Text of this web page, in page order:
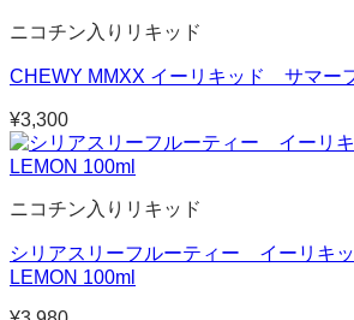
ニコチン入りリキッド
CHEWY MMXX イーリキッド サマー
¥3,300
ニコチン入りリキッド
シリアスリーフルーティー イーリキ
LEMON 100ml